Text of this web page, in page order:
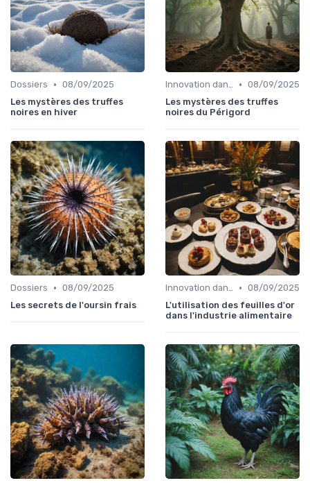
Dossiers • 08/09/2025
Les mystères des truffes
noires en hiver
Innovation dans la food • 08/09/2025
Les mystères des truffes
noires du Périgord
Dossiers • 08/09/2025
Les secrets de l'oursin frais
Innovation dans la food • 08/09/2025
L'utilisation des feuilles d'or
dans l'industrie alimentaire